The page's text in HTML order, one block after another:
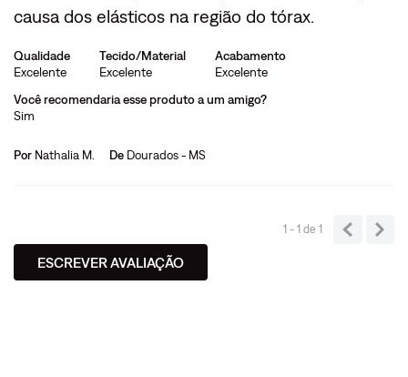
causa dos elásticos na região do tórax.
Qualidade
Excelente
Tecido/Material
Excelente
Acabamento
Excelente
Você recomendaria esse produto a um amigo?
Sim
Por Nathalia M. De Dourados - MS
1 - 1de 1
ESCREVER AVALIAÇÃO